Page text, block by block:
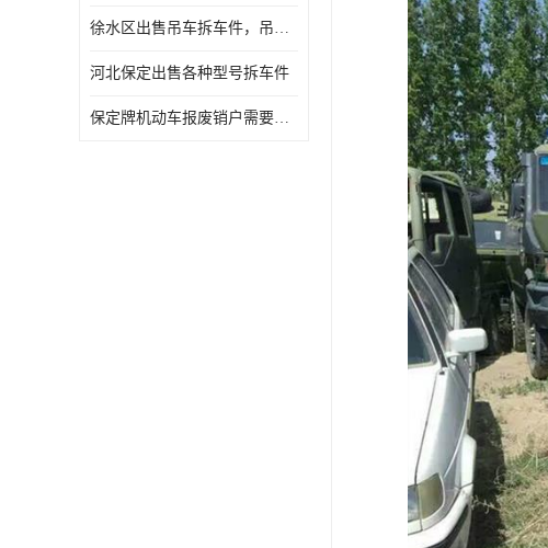
徐水区出售吊车拆车件，吊车液压件，吊车发动机变速箱出售
河北保定出售各种型号拆车件
保定牌机动车报废销户需要带哪些手续，流程咨询